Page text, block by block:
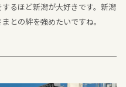
るほど新潟が大好きです。新潟
との絆を強めたいですね。